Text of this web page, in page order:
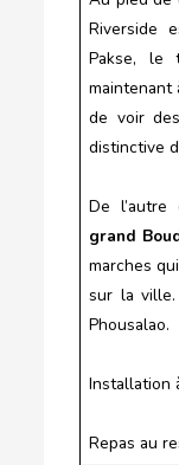
Riverside
Pakse, le
maintenant
de voir
distinctive
De
grand
marches
sur la
Phousalao.
Installation
Repas au